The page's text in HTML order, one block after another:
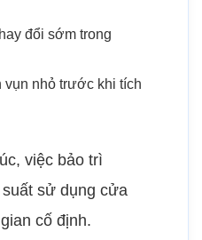
đổi sớm trong
vụn nhỏ trước khi tích
việc bảo trì
sử dụng cửa
cố định.